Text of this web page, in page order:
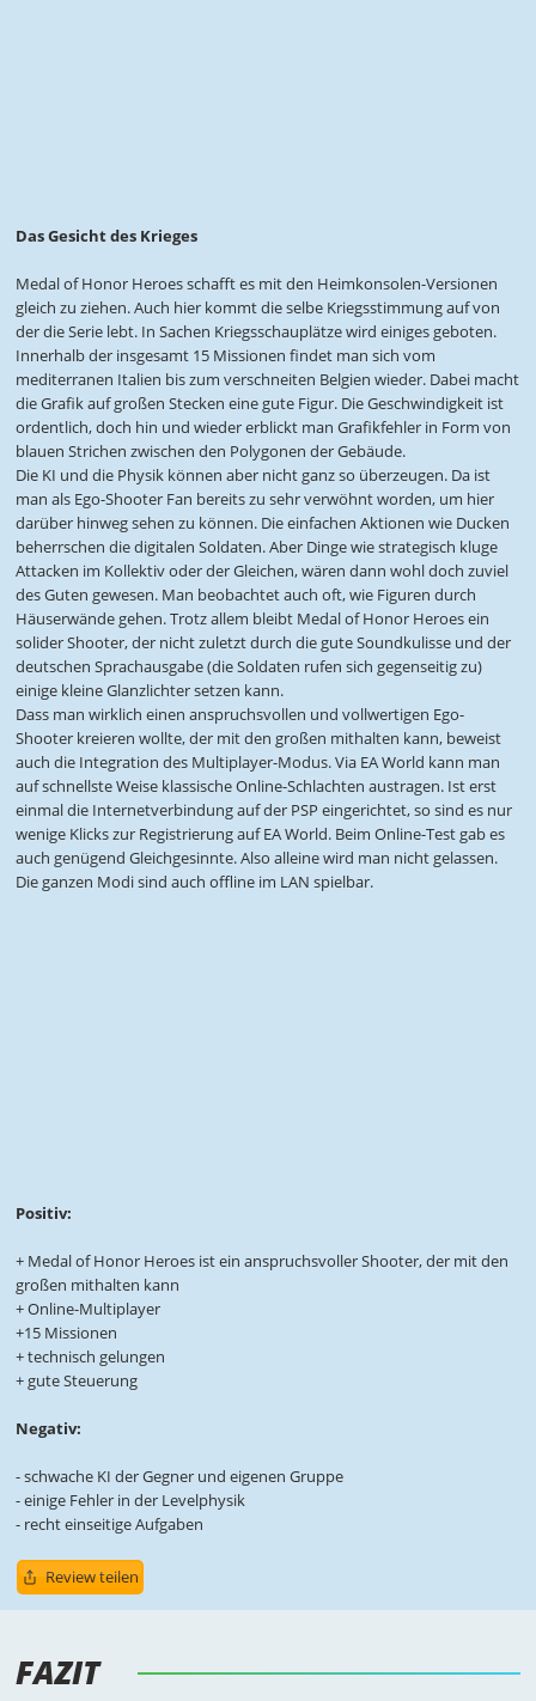
Das Gesicht des Krieges
Medal of Honor Heroes schafft es mit den Heimkonsolen-Versionen
gleich zu ziehen. Auch hier kommt die selbe Kriegsstimmung auf von
der die Serie lebt. In Sachen Kriegsschauplätze wird einiges geboten.
Innerhalb der insgesamt 15 Missionen findet man sich vom
mediterranen Italien bis zum verschneiten Belgien wieder. Dabei macht
die Grafik auf großen Stecken eine gute Figur. Die Geschwindigkeit ist
ordentlich, doch hin und wieder erblickt man Grafikfehler in Form von
blauen Strichen zwischen den Polygonen der Gebäude.
Die KI und die Physik können aber nicht ganz so überzeugen. Da ist
man als Ego-Shooter Fan bereits zu sehr verwöhnt worden, um hier
darüber hinweg sehen zu können. Die einfachen Aktionen wie Ducken
beherrschen die digitalen Soldaten. Aber Dinge wie strategisch kluge
Attacken im Kollektiv oder der Gleichen, wären dann wohl doch zuviel
des Guten gewesen. Man beobachtet auch oft, wie Figuren durch
Häuserwände gehen. Trotz allem bleibt Medal of Honor Heroes ein
solider Shooter, der nicht zuletzt durch die gute Soundkulisse und der
deutschen Sprachausgabe (die Soldaten rufen sich gegenseitig zu)
einige kleine Glanzlichter setzen kann.
Dass man wirklich einen anspruchsvollen und vollwertigen Ego-
Shooter kreieren wollte, der mit den großen mithalten kann, beweist
auch die Integration des Multiplayer-Modus. Via EA World kann man
auf schnellste Weise klassische Online-Schlachten austragen. Ist erst
einmal die Internetverbindung auf der PSP eingerichtet, so sind es nur
wenige Klicks zur Registrierung auf EA World. Beim Online-Test gab es
auch genügend Gleichgesinnte. Also alleine wird man nicht gelassen.
Die ganzen Modi sind auch offline im LAN spielbar.
Positiv:
+ Medal of Honor Heroes ist ein anspruchsvoller Shooter, der mit den
großen mithalten kann
+ Online-Multiplayer
+15 Missionen
+ technisch gelungen
+ gute Steuerung
Negativ:
- schwache KI der Gegner und eigenen Gruppe
- einige Fehler in der Levelphysik
- recht einseitige Aufgaben
Review teilen
FAZIT